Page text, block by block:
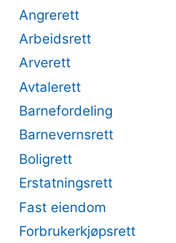
Angrerett
Arbeidsrett
Arverett
Avtalerett
Barnefordeling
Barnevernsrett
Boligrett
Erstatningsrett
Fast eiendom
Forbrukerkjøpsrett